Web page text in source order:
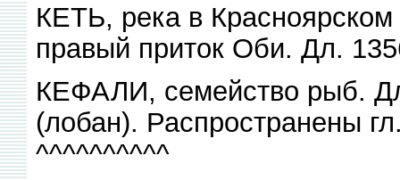
КЕТЬ, река в
правый приток Оби. Дл.
КЕФАЛИ, семейство рыб.
(лобан). Распространены
^^^^^^^^^^